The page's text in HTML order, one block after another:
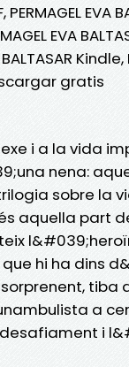
PERMAGEL EVA
EVA
gratis
i a la vida
nena:
sobre la
aquella part
hi ha dins
a
i